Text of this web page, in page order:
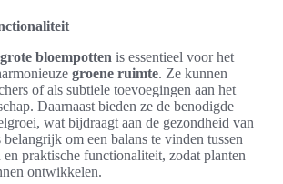
grote bloempotten is essentieel voor het
groene ruimte. Ze kunnen
of als subtiele toevoegingen aan het
Daarnaast bieden ze de benodigde
wat bijdraagt aan de gezondheid van
om een balans te vinden tussen
praktische functionaliteit, zodat planten
ontwikkelen.